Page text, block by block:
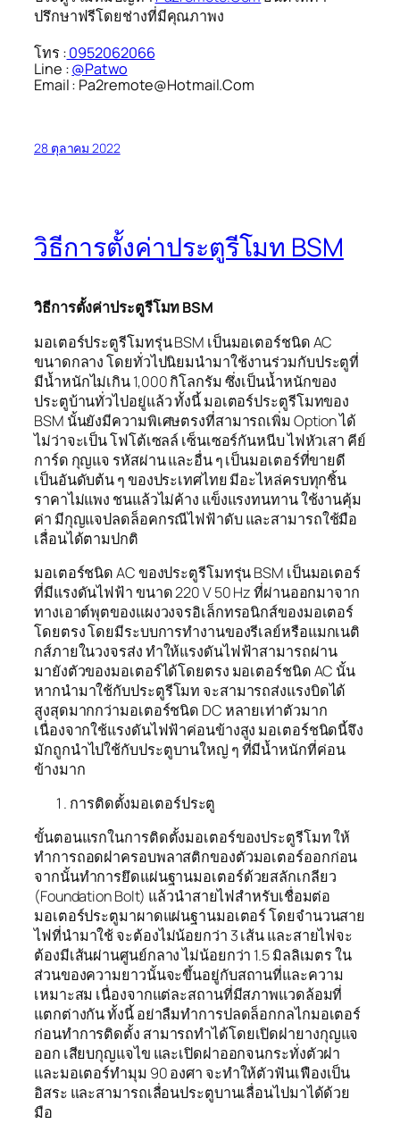
ปรึกษาฟรีโดยช่างที่มีคุณภาพง
โทร :0952062066
Line :@Patwo
Email : Pa2remote@Hotmail.Com
28 ตุลาคม 2022
วิธีการตั้งค่าประตูรีโมท BSM
วิธีการตั้งค่าประตูรีโมท BSM
มอเตอร์ประตูรีโมทรุ่น BSM เป็นมอเตอร์ชนิด AC
ขนาดกลาง โดยทั่วไปนิยมนำมาใช้งานร่วมกับประตูที่
มีน้ำหนักไม่เกิน 1,000 กิโลกรัม ซึ่งเป็นน้ำหนักของ
ประตูบ้านทั่วไปอยู่แล้ว ทั้งนี้ มอเตอร์ประตูรีโมทของ
BSM นั้นยังมีความพิเศษตรงที่สามารถเพิ่ม Option ได้
ไม่ว่าจะเป็น โฟโต้เซลล์ เซ็นเซอร์กันหนีบ ไฟหัวเสา คีย์
การ์ด กุญแจ รหัสผ่าน และอื่น ๆ เป็นมอเตอร์ที่ขายดี
เป็นอันดับต้น ๆ ของประเทศไทย มีอะไหล่ครบทุกชิ้น
ราคาไม่แพง ชนแล้วไม่ค้าง แข็งแรงทนทาน ใช้งานคุ้ม
ค่า มีกุญแจปลดล็อคกรณีไฟฟ้าดับ และสามารถใช้มือ
เลื่อนได้ตามปกติ
มอเตอร์ชนิด AC ของประตูรีโมทรุ่น BSM เป็นมอเตอร์
ที่มีแรงดันไฟฟ้า ขนาด 220 V 50 Hz ที่ผ่านออกมาจาก
ทางเอาต์พุตของแผงวงจรอิเล็กทรอนิกส์ของมอเตอร์
โดยตรง โดยมีระบบการทำงานของรีเลย์หรือแมกเนติ
กส์ภายในวงจรส่ง ทำให้แรงดันไฟฟ้าสามารถผ่าน
มายังตัวของมอเตอร์ได้โดยตรง มอเตอร์ชนิด AC นั้น
หากนำมาใช้กับประตูรีโมท จะสามารถส่งแรงบิดได้
สูงสุดมากกว่ามอเตอร์ชนิด DC หลายเท่าตัวมาก
เนื่องจากใช้แรงดันไฟฟ้าค่อนข้างสูง มอเตอร์ชนิดนี้จึง
มักถูกนำไปใช้กับประตูบานใหญ่ ๆ ที่มีน้ำหนักที่ค่อน
ข้างมาก
การติดตั้งมอเตอร์ประตู
ขั้นตอนแรกในการติดตั้งมอเตอร์ของประตูรีโมท ให้
ทำการถอดฝาครอบพลาสติกของตัวมอเตอร์ออกก่อน
จากนั้นทำการยึดแผ่นฐานมอเตอร์ด้วยสลักเกลียว
(Foundation Bolt) แล้วนำสายไฟสำหรับเชื่อมต่อ
มอเตอร์ประตูมาผาดแผ่นฐานมอเตอร์ โดยจำนวนสาย
ไฟที่นำมาใช้ จะต้องไม่น้อยกว่า 3 เส้น และสายไฟจะ
ต้องมีเส้นผ่านศูนย์กลาง ไม่น้อยกว่า 1.5 มิลลิเมตร ใน
ส่วนของความยาวนั้นจะขึ้นอยู่กับสถานที่และความ
เหมาะสม เนื่องจากแต่ละสถานที่มีสภาพแวดล้อมที่
แตกต่างกัน ทั้งนี้ อย่าลืมทำการปลดล็อกกลไกมอเตอร์
ก่อนทำการติดตั้ง สามารถทำได้โดยเปิดฝายางกุญแจ
ออก เสียบกุญแจไข และเปิดฝาออกจนกระทั่งตัวฝา
และมอเตอร์ทำมุม 90 องศา จะทำให้ตัวฟันเฟืองเป็น
อิสระ และสามารถเลื่อนประตูบานเลื่อนไปมาได้ด้วย
มือ